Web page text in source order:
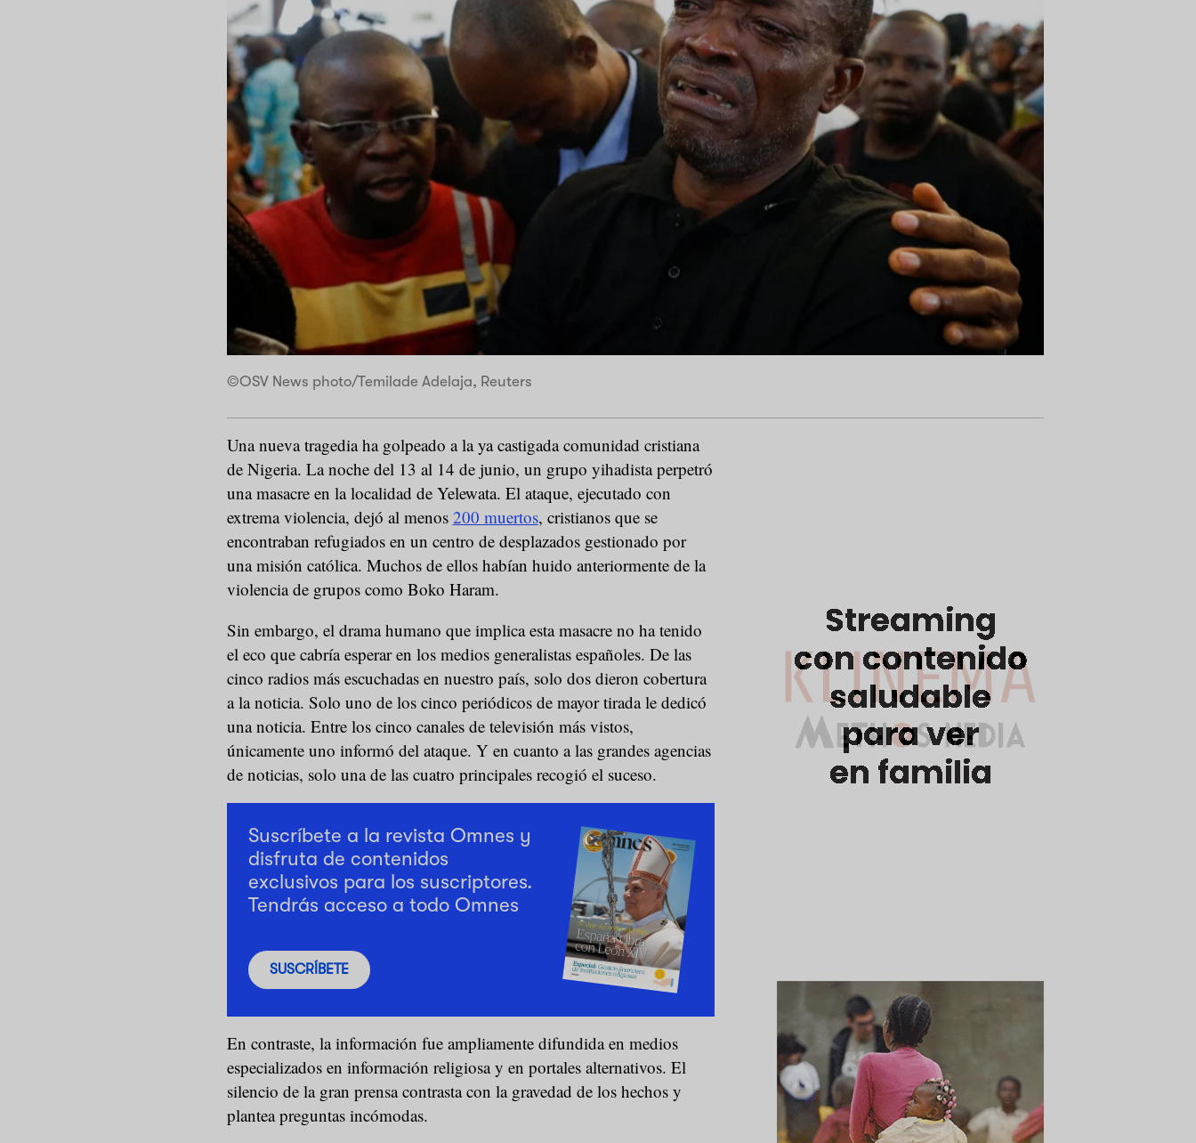
©OSV News photo/Temilade Adelaja, Reuters
Una nueva tragedia ha golpeado a la ya castigada comunidad cristiana
de Nigeria. La noche del 13 al 14 de junio, un grupo yihadista perpetró
una masacre en la localidad de Yelewata. El ataque, ejecutado con
extrema violencia, dejó al menos 200 muertos, cristianos que se
encontraban refugiados en un centro de desplazados gestionado por
una misión católica. Muchos de ellos habían huido anteriormente de la
violencia de grupos como Boko Haram.
Sin embargo, el drama humano que implica esta masacre no ha tenido
el eco que cabría esperar en los medios generalistas españoles. De las
cinco radios más escuchadas en nuestro país, solo dos dieron cobertura
a la noticia. Solo uno de los cinco periódicos de mayor tirada le dedicó
una noticia. Entre los cinco canales de televisión más vistos,
únicamente uno informó del ataque. Y en cuanto a las grandes agencias
de noticias, solo una de las cuatro principales recogió el suceso.
Suscríbete a la revista Omnes y
disfruta de contenidos
exclusivos para los suscriptores.
Tendrás acceso a todo Omnes
SUSCRÍBETE
En contraste, la información fue ampliamente difundida en medios
especializados en información religiosa y en portales alternativos. El
silencio de la gran prensa contrasta con la gravedad de los hechos y
plantea preguntas incómodas.